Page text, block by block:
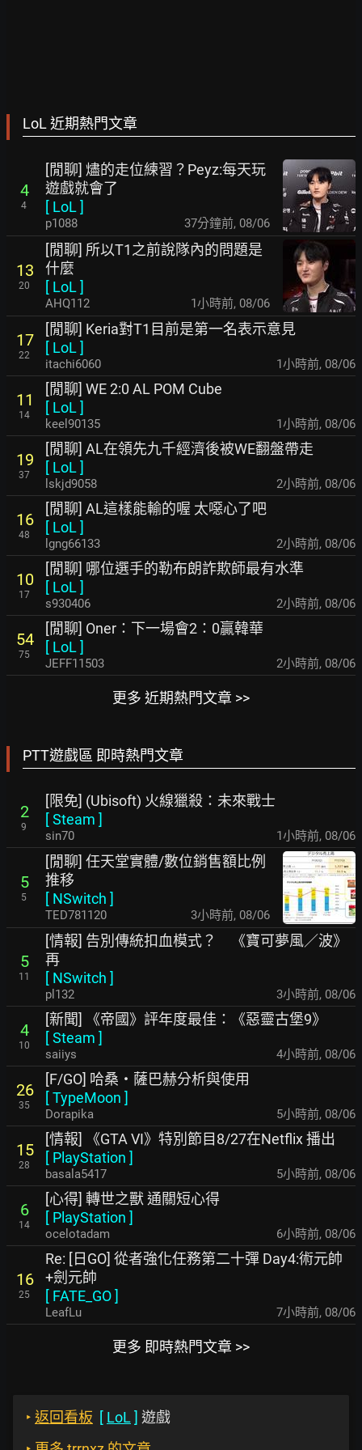
LoL 近期熱門文章
4
4
[閒聊] 燼的走位練習？Peyz:每天玩
遊戲就會了
[ LoL ]
p1088 37分鐘前, 08/06
13
20
[閒聊] 所以T1之前說隊內的問題是
什麼
[ LoL ]
AHQ112 1小時前, 08/06
17
22
[閒聊] Keria對T1目前是第一名表示意見
[ LoL ]
itachi6060 1小時前, 08/06
11
14
[閒聊] WE 2:0 AL POM Cube
[ LoL ]
keel90135 1小時前, 08/06
19
37
[閒聊] AL在領先九千經濟後被WE翻盤帶走
[ LoL ]
lskjd9058 2小時前, 08/06
16
48
[閒聊] AL這樣能輸的喔 太噁心了吧
[ LoL ]
lgng66133 2小時前, 08/06
10
17
[閒聊] 哪位選手的勒布朗詐欺師最有水準
[ LoL ]
s930406 2小時前, 08/06
54
75
[閒聊] Oner：下一場會2：0贏韓華
[ LoL ]
JEFF11503 2小時前, 08/06
更多 近期熱門文章 >>
PTT遊戲區 即時熱門文章
2
9
[限免] (Ubisoft) 火線獵殺：未來戰士
[Steam ]
sin70 1小時前, 08/06
5
5
[閒聊] 任天堂實體/數位銷售額比例
推移
[ NSwitch ]
TED781120 3小時前, 08/06
5
11
[情報] 告別傳統扣血模式？ 《寶可夢風／波》
再
[ NSwitch ]
pl132 3小時前, 08/06
4
10
[新聞] 《帝國》評年度最佳：《惡靈古堡9》
[Steam ]
saiiys 4小時前, 08/06
26
35
[F/GO] 哈桑・薩巴赫分析與使用
[TypeMoon ]
Dorapika 5小時前, 08/06
15
28
[情報] 《GTA VI》特別節目8/27在Netflix 播出
[ PlayStation ]
basala5417 5小時前, 08/06
6
14
[心得] 轉世之獸 通關短心得
[ PlayStation ]
ocelotadam 6小時前, 08/06
16
25
Re: [日GO] 從者強化任務第二十彈 Day4:術元帥
+劍元帥
[ FATE_GO]
LeafLu 7小時前, 08/06
更多 即時熱門文章 >>
‣ 返回看板 [ LoL ] 遊戲